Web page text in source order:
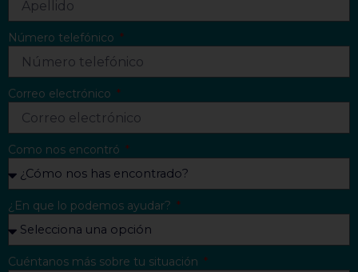
Número telefónico
Correo electrónico
Como nos encontró
¿En que lo podemos ayudar?
Cuéntanos más sobre tu situación